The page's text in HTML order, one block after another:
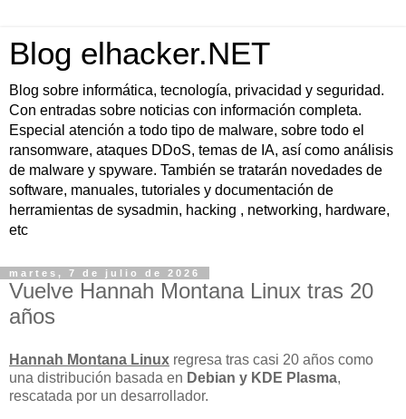
Blog elhacker.NET
Blog sobre informática, tecnología, privacidad y seguridad.
Con entradas sobre noticias con información completa.
Especial atención a todo tipo de malware, sobre todo el
ransomware, ataques DDoS, temas de IA, así como análisis
de malware y spyware. También se tratarán novedades de
software, manuales, tutoriales y documentación de
herramientas de sysadmin, hacking , networking, hardware,
etc
martes, 7 de julio de 2026
Vuelve Hannah Montana Linux tras 20
años
Hannah Montana Linux regresa tras casi 20 años como
una distribución basada en Debian y KDE Plasma,
rescatada por un desarrollador.